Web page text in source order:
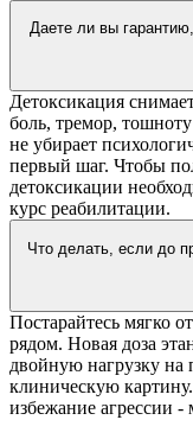
Даете ли вы
Детоксикация
боль, тремор,
не убирает
первый шаг. Чтобы
детоксикации
курс реабилитации.
Что делать, если до
Постарайтесь мягко
рядом. Новая доза
двойную нагрузку на
клиническую
избежание агрессии -